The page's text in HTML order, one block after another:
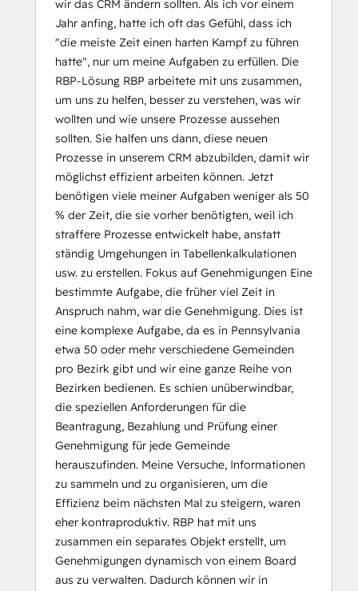
wir das CRM ändern sollten. Als ich vor einem
Jahr anfing, hatte ich oft das Gefühl, dass ich
"die meiste Zeit einen harten Kampf zu führen
hatte", nur um meine Aufgaben zu erfüllen. Die
RBP-Lösung RBP arbeitete mit uns zusammen,
um uns zu helfen, besser zu verstehen, was wir
wollten und wie unsere Prozesse aussehen
sollten. Sie halfen uns dann, diese neuen
Prozesse in unserem CRM abzubilden, damit wir
möglichst effizient arbeiten können. Jetzt
benötigen viele meiner Aufgaben weniger als 50
% der Zeit, die sie vorher benötigten, weil ich
straffere Prozesse entwickelt habe, anstatt
ständig Umgehungen in Tabellenkalkulationen
usw. zu erstellen. Fokus auf Genehmigungen Eine
bestimmte Aufgabe, die früher viel Zeit in
Anspruch nahm, war die Genehmigung. Dies ist
eine komplexe Aufgabe, da es in Pennsylvania
etwa 50 oder mehr verschiedene Gemeinden
pro Bezirk gibt und wir eine ganze Reihe von
Bezirken bedienen. Es schien unüberwindbar,
die speziellen Anforderungen für die
Beantragung, Bezahlung und Prüfung einer
Genehmigung für jede Gemeinde
herauszufinden. Meine Versuche, Informationen
zu sammeln und zu organisieren, um die
Effizienz beim nächsten Mal zu steigern, waren
eher kontraproduktiv. RBP hat mit uns
zusammen ein separates Objekt erstellt, um
Genehmigungen dynamisch von einem Board
aus zu verwalten. Dadurch können wir in